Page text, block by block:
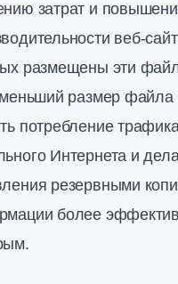
затрат и
веб-
размещены эти
размер файла
потребление трафика
Интернета и
резервными
более